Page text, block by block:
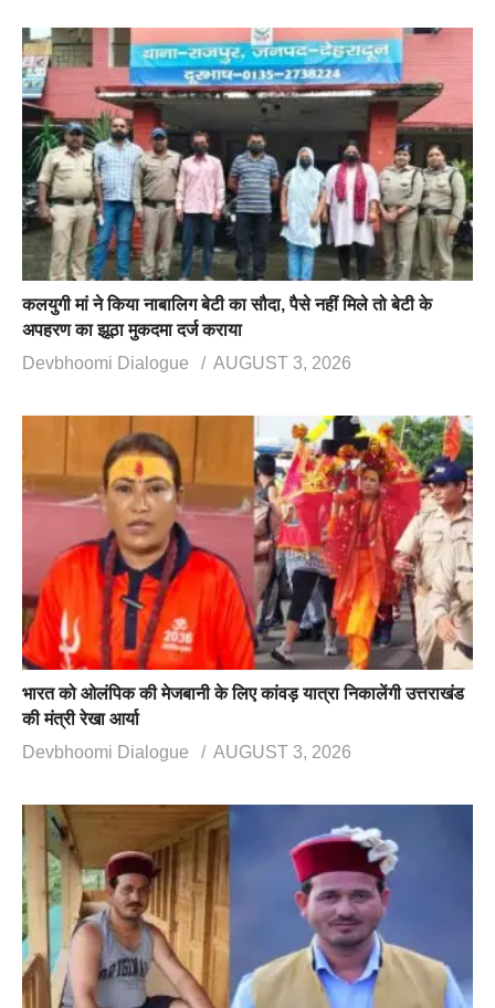
कलयुगी मां ने किया नाबालिग बेटी का सौदा, पैसे नहीं मिले तो बेटी के
अपहरण का झूठा मुकदमा दर्ज कराया
Devbhoomi Dialogue
AUGUST 3, 2026
भारत को ओलंपिक की मेजबानी के लिए कांवड़ यात्रा निकालेंगी उत्तराखंड
की मंत्री रेखा आर्या
Devbhoomi Dialogue
AUGUST 3, 2026